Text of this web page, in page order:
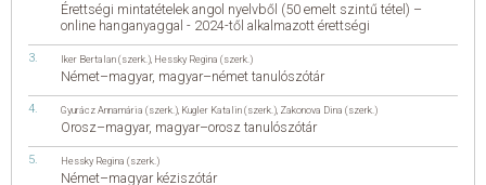
Érettségi mintatételek angol nyelvből (50 emelt szintű tétel) –
online hanganyaggal - 2024-től alkalmazott érettségi
Iker Bertalan (szerk.) Hessky Regina (szerk.)
Német–magyar, magyar–német tanulószótár
Gyurácz Annamária (szerk.) Kugler Katalin (szerk.) Zakonova Dina (szerk.)
Orosz–magyar, magyar–orosz tanulószótár
Hessky Regina (szerk.)
Német–magyar kéziszótár